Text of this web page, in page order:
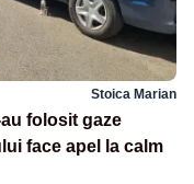
Stoica Marian
folosit gaze
face apel la calm